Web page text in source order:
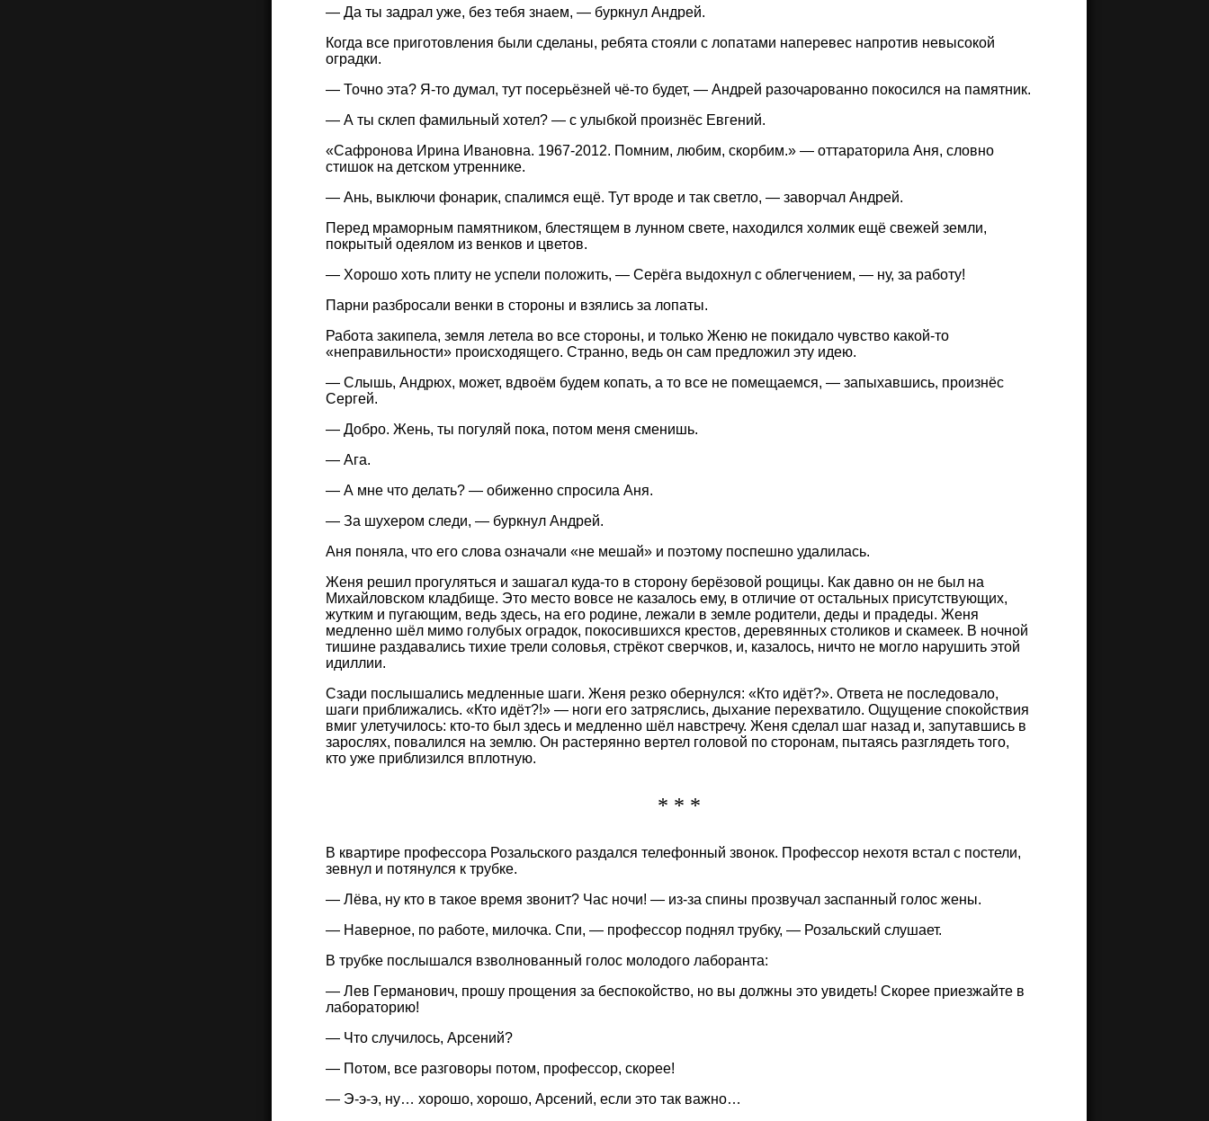
— Да ты задрал уже, без тебя знаем, — буркнул Андрей.
Когда все приготовления были сделаны, ребята стояли с лопатами наперевес напротив невысокой
оградки.
— Точно эта? Я-то думал, тут посерьёзней чё-то будет, — Андрей разочарованно покосился на памятник.
— А ты склеп фамильный хотел? — с улыбкой произнёс Евгений.
«Сафронова Ирина Ивановна. 1967-2012. Помним, любим, скорбим.» — оттараторила Аня, словно
стишок на детском утреннике.
— Ань, выключи фонарик, спалимся ещё. Тут вроде и так светло, — заворчал Андрей.
Перед мраморным памятником, блестящем в лунном свете, находился холмик ещё свежей земли,
покрытый одеялом из венков и цветов.
— Хорошо хоть плиту не успели положить, — Серёга выдохнул с облегчением, — ну, за работу!
Парни разбросали венки в стороны и взялись за лопаты.
Работа закипела, земля летела во все стороны, и только Женю не покидало чувство какой-то
«неправильности» происходящего. Странно, ведь он сам предложил эту идею.
— Слышь, Андрюх, может, вдвоём будем копать, а то все не помещаемся, — запыхавшись, произнёс
Сергей.
— Добро. Жень, ты погуляй пока, потом меня сменишь.
— Ага.
— А мне что делать? — обиженно спросила Аня.
— За шухером следи, — буркнул Андрей.
Аня поняла, что его слова означали «не мешай» и поэтому поспешно удалилась.
Женя решил прогуляться и зашагал куда-то в сторону берёзовой рощицы. Как давно он не был на
Михайловском кладбище. Это место вовсе не казалось ему, в отличие от остальных присутствующих,
жутким и пугающим, ведь здесь, на его родине, лежали в земле родители, деды и прадеды. Женя
медленно шёл мимо голубых оградок, покосившихся крестов, деревянных столиков и скамеек. В ночной
тишине раздавались тихие трели соловья, стрёкот сверчков, и, казалось, ничто не могло нарушить этой
идиллии.
Сзади послышались медленные шаги. Женя резко обернулся: «Кто идёт?». Ответа не последовало,
шаги приближались. «Кто идёт?!» — ноги его затряслись, дыхание перехватило. Ощущение спокойствия
вмиг улетучилось: кто-то был здесь и медленно шёл навстречу. Женя сделал шаг назад и, запутавшись в
зарослях, повалился на землю. Он растерянно вертел головой по сторонам, пытаясь разглядеть того,
кто уже приблизился вплотную.
* * *
В квартире профессора Розальского раздался телефонный звонок. Профессор нехотя встал с постели,
зевнул и потянулся к трубке.
— Лёва, ну кто в такое время звонит? Час ночи! — из-за спины прозвучал заспанный голос жены.
— Наверное, по работе, милочка. Спи, — профессор поднял трубку, — Розальский слушает.
В трубке послышался взволнованный голос молодого лаборанта:
— Лев Германович, прошу прощения за беспокойство, но вы должны это увидеть! Скорее приезжайте в
лабораторию!
— Что случилось, Арсений?
— Потом, все разговоры потом, профессор, скорее!
— Э-э-э, ну… хорошо, хорошо, Арсений, если это так важно…